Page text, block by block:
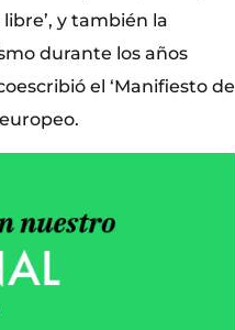
y también la
durante los años
el ‘Manifiesto de